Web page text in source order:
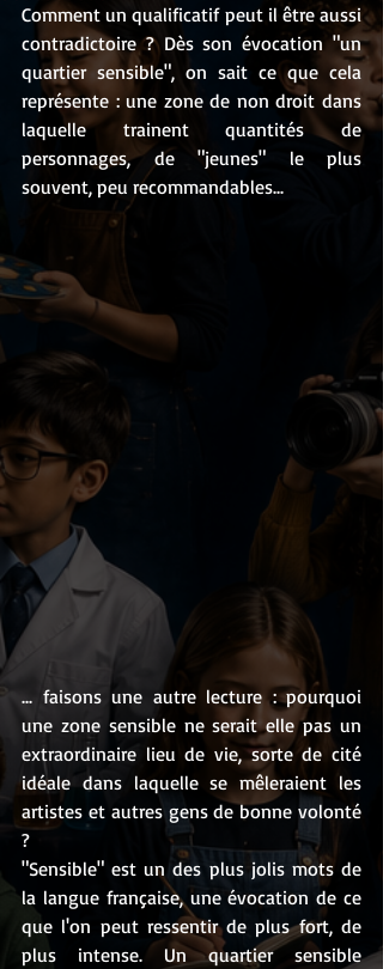
Comment un qualificatif peut il être aussi
contradictoire ? Dès son évocation "un
quartier sensible", on sait ce que cela
représente : une zone de non droit dans
laquelle trainent quantités de
personnages, de "jeunes" le plus
souvent, peu recommandables...
... faisons une autre lecture : pourquoi
une zone sensible ne serait elle pas un
extraordinaire lieu de vie, sorte de cité
idéale dans laquelle se mêleraient les
artistes et autres gens de bonne volonté
?
"Sensible" est un des plus jolis mots de
la langue française, une évocation de ce
que l'on peut ressentir de plus fort, de
plus intense. Un quartier sensible